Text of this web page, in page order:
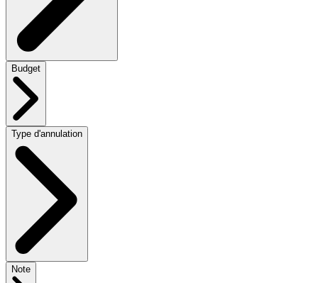
Budget
Type d'annulation
Note